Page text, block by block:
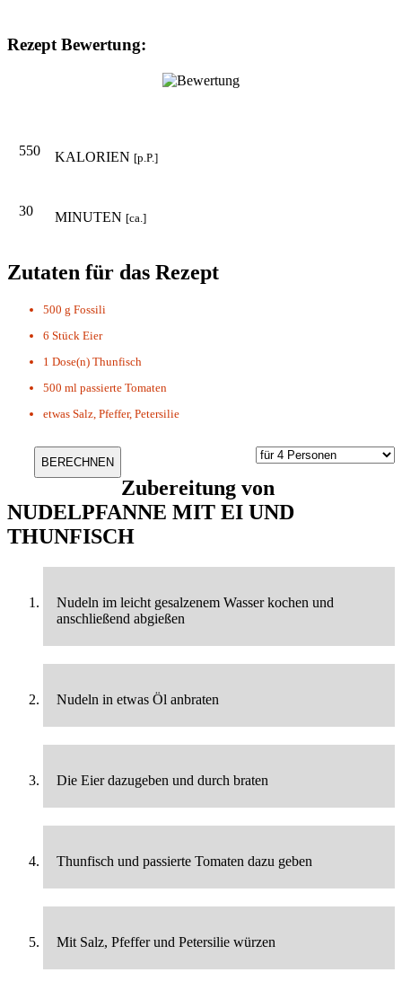
Rezept Bewertung:
550 KALORIEN [p.P.]
30 MINUTEN [ca.]
Zutaten für das Rezept
500 g Fossili
6 Stück Eier
1 Dose(n) Thunfisch
500 ml passierte Tomaten
etwas Salz, Pfeffer, Petersilie
Zubereitung von
NUDELPFANNE MIT EI UND
THUNFISCH
Nudeln im leicht gesalzenem Wasser kochen und
anschließend abgießen
Nudeln in etwas Öl anbraten
Die Eier dazugeben und durch braten
Thunfisch und passierte Tomaten dazu geben
Mit Salz, Pfeffer und Petersilie würzen